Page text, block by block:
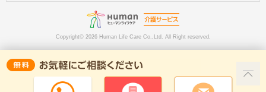
Copyright© 2026 Human Life Care Co.,Ltd. All Right reserved.